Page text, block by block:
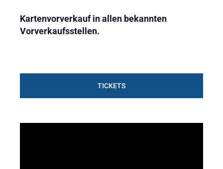
Kartenvorverkauf in allen bekannten
Vorverkaufsstellen.
TICKETS